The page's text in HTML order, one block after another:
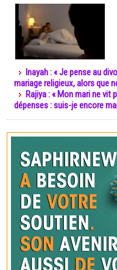
Inayah : « Je pense au
mariage religieux, alors que
Rajiya : « Mon mari ne vit
dépenses : suis-je encore